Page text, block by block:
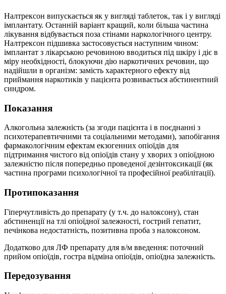
Налтрексон випускається як у вигляді таблеток, так і у вигляді
імплантату. Останній варіант кращий, коли більша частина
лікування відбувається поза стінами наркологічного центру.
Налтрексон підшивка застосовується наступним чином:
імплантат з лікарською речовиною вводиться під шкіру і діє в
міру необхідності, блокуючи дію наркотичних речовин, що
надійшли в організм: замість характерного ефекту від
приймання наркотиків у пацієнта розвивається абстинентний
синдром.
Показання
Алкогольна залежність (за згоди пацієнта і в поєднанні з
психотерапевтичними та соціальними методами), запобігання
фармакологічним ефектам екзогенних опіоїдів для
підтримання чистого від опіоїдів стану у хворих з опіоїдною
залежністю після попередньо проведеної дезінтоксикації (як
частина програми психологічної та професійної реабілітації).
Протипоказання
Гіперчутливість до препарату (у т.ч. до налоксону), стан
абстиненції на тлі опіоїдної залежності, гострий гепатит,
печінкова недостатність, позитивна проба з налоксоном.
Додатково для ЛФ препарату для в/м введення: поточний
прийом опіоїдів, гостра відміна опіоїдів, опіоїдна залежність.
Передозування